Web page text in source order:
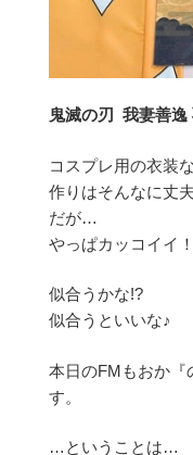
鬼滅の刃 我妻善逸
コスプレ用の衣装な
作りはそんなに丈
だが…
やっぱカッコイイ！
似合うかな!?
似合うといいな♪
本日のFMもおか『
す。
…ということは…